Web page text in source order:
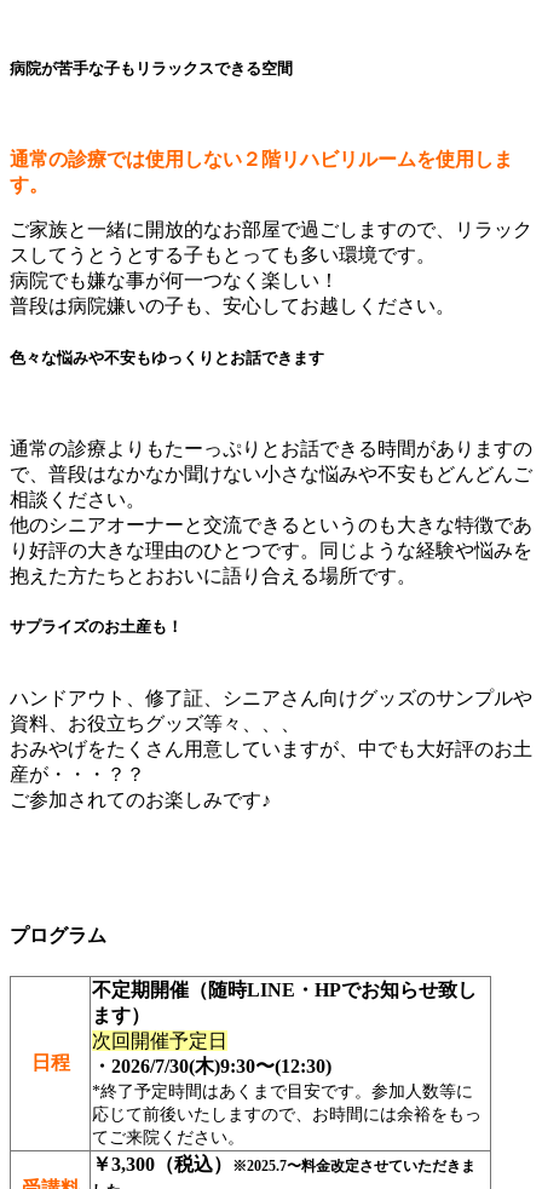
病院が苦手な子もリラックスできる空間
通常の診療では使用しない２階リハビリルームを使用しま
す。
ご家族と一緒に開放的なお部屋で過ごしますので、リラック
スしてうとうとする子もとっても多い環境です。
病院でも嫌な事が何一つなく楽しい！
普段は病院嫌いの子も、安心してお越しください。
色々な悩みや不安もゆっくりとお話できます
通常の診療よりもたーっぷりとお話できる時間がありますの
で、普段はなかなか聞けない小さな悩みや不安もどんどんご
相談ください。
他のシニアオーナーと交流できるというのも大きな特徴であ
り好評の大きな理由のひとつです。同じような経験や悩みを
抱えた方たちとおおいに語り合える場所です。
サプライズのお土産も！
ハンドアウト、修了証、シニアさん向けグッズのサンプルや
資料、お役立ちグッズ等々、、、
おみやげをたくさん用意していますが、中でも大好評のお土
産が・・・？？
ご参加されてのお楽しみです♪
プログラム
日程
不定期開催（随時LINE・HPでお知らせ致し
ます）
次回開催予定日
・2026/7/30(木)9:30〜(12:30)
*終了予定時間はあくまで目安です。参加人数等に
応じて前後いたしますので、お時間には余裕をもっ
てご来院ください。
￥3,300（税込）
※2025.7〜料金改定させていただきま